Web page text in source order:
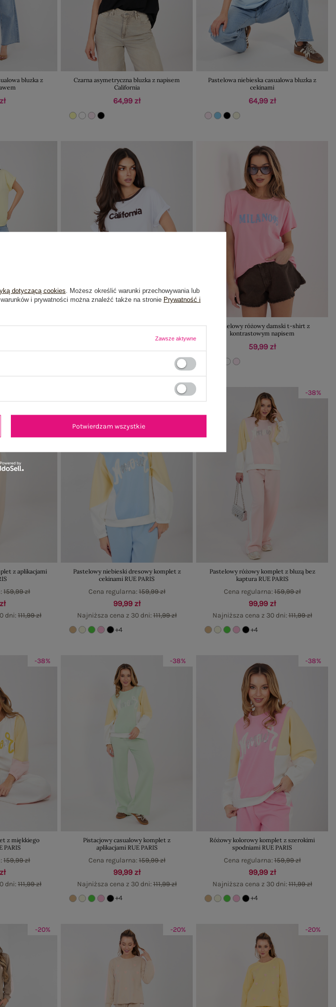
bluzka z
Czarna asymetryczna bluzka z napisem
California
64,99 zł
Pastelowa niebieska casualowa bluzka z
cekinami
64,99 zł
Pastelowy różowy damski t-shirt z
kontrastowym napisem
59,99 zł
z aplikacjami
dni:111,99 zł
159,99 zł
-38%
Pastelowy niebieski dresowy komplet z
cekinami RUE PARIS
99,99 zł
Najniższa cena z 30 dni:111,99 zł
Cena regularna:159,99 zł
+4
-38%
Pastelowy różowy komplet z bluzą bez
kaptura RUE PARIS
99,99 zł
Najniższa cena z 30 dni:111,99 zł
Cena regularna:159,99 zł
+4
-38%
z miękkiego
PARIS
dni:111,99 zł
159,99 zł
-38%
Pistacjowy casualowy komplet z
aplikacjami RUE PARIS
99,99 zł
Najniższa cena z 30 dni:111,99 zł
Cena regularna:159,99 zł
+4
-38%
Różowy kolorowy komplet z szerokimi
spodniami RUE PARIS
99,99 zł
Najniższa cena z 30 dni:111,99 zł
Cena regularna:159,99 zł
+4
-20% -20% -20%
dotyczącą cookies . Możesz określić warunki przechowywania lub
i prywatności można znaleźć także na stronie Prywatność i
Zawsze aktywne
Potwierdzam wszystkie